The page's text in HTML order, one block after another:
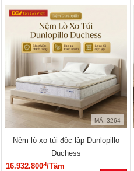
MÃ: 3264
Nệm lò xo túi độc lập Dunlopillo
Duchess
16.932.800đ/Tấm